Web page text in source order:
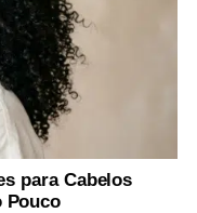
para Cabelos
Pouco